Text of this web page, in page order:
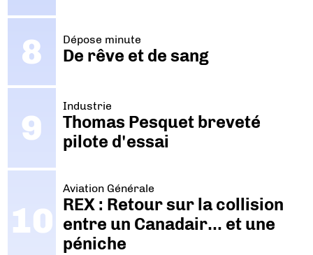
Dépose minute
De rêve et de sang
Industrie
Thomas Pesquet breveté
pilote d'essai
Aviation Générale
REX : Retour sur la collision
entre un Canadair… et une
péniche